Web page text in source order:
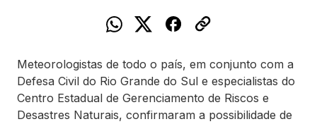
Meteorologistas de todo o país, em conjunto com a
Defesa Civil do Rio Grande do Sul e especialistas do
Centro Estadual de Gerenciamento de Riscos e
Desastres Naturais, confirmaram a possibilidade de